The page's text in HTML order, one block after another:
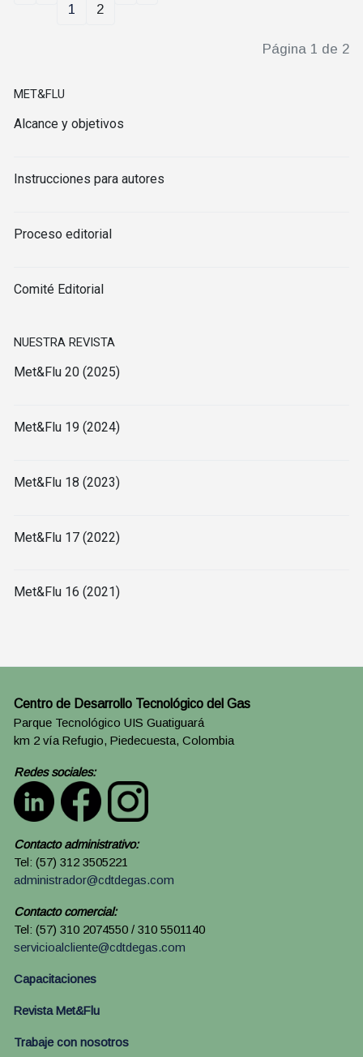
1 2
Página 1 de 2
MET&FLU
Alcance y objetivos
Instrucciones para autores
Proceso editorial
Comité Editorial
NUESTRA REVISTA
Met&Flu 20 (2025)
Met&Flu 19 (2024)
Met&Flu 18 (2023)
Met&Flu 17 (2022)
Met&Flu 16 (2021)
Centro de Desarrollo Tecnológico del Gas
Parque Tecnológico UIS Guatiguará
km 2 vía Refugio, Piedecuesta, Colombia
Redes sociales:
Contacto administrativo:
Tel: (57) 312 3505221
administrador@cdtdegas.com
Contacto comercial:
Tel: (57) 310 2074550 / 310 5501140
servicioalcliente@cdtdegas.com
Capacitaciones
Revista Met&Flu
Trabaje con nosotros